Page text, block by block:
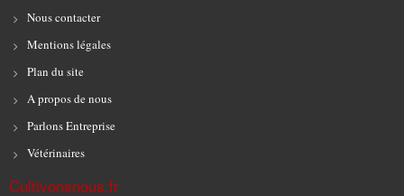
Nous contacter
Mentions légales
Plan du site
A propos de nous
Parlons Entreprise
Vétérinaires
Cultivonsnous.fr